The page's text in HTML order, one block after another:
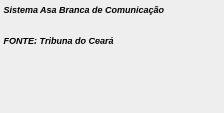
Sistema Asa Branca de Comunicação
FONTE: Tribuna do Ceará